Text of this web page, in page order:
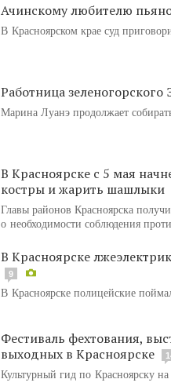
Ачинскому любителю
В Красноярском крае суд
Работница
Марина Луанэ продолжает
В Красноярске с 5 мая
костры и жарить шашлыки
Главы районов Красноярска
о необходимости соблюдения
В Красноярске
9
В Красноярске полицейские
Фестиваль фехтования,
выходных в Красноярске
Культурный гид по Красноярску